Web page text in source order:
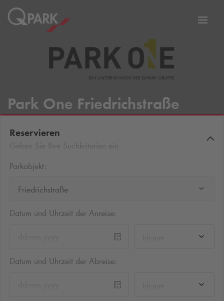
Zur
Park One Friedrichstraße
Reservieren
Parkobjekt:
Friedrichstraße
Datum und Uhrzeit der Anreise:
Datum und Uhrzeit der Abreise: